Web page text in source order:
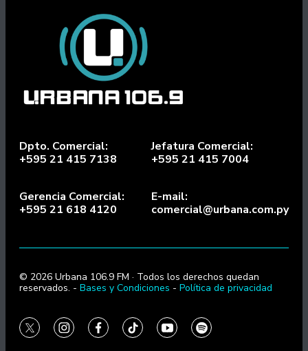
Dpto. Comercial:
+595 21 415 7138
Jefatura Comercial:
+595 21 415 7004
Gerencia Comercial:
+595 21 618 4120
E-mail:
comercial@urbana.com.py
© 2026 Urbana 106.9 FM · Todos los derechos quedan
reservados. - Bases y Condiciones - Política de privacidad
twitterinstagramfacebooktiktokyoutubespotify